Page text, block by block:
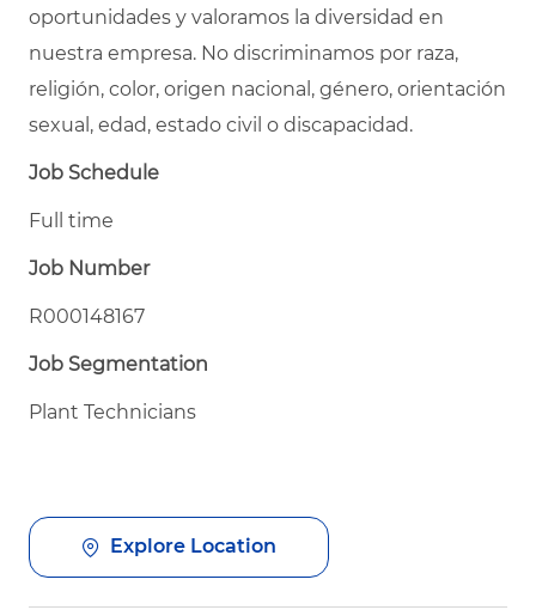
oportunidades y valoramos la diversidad en
nuestra empresa. No discriminamos por raza,
religión, color, origen nacional, género, orientación
sexual, edad, estado civil o discapacidad.
Job Schedule
Full time
Job Number
R000148167
Job Segmentation
Plant Technicians
Explore Location